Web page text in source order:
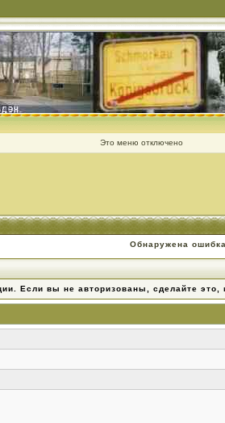
Это меню отключено
Обнаружена
Если вы не авторизованы, сделайте